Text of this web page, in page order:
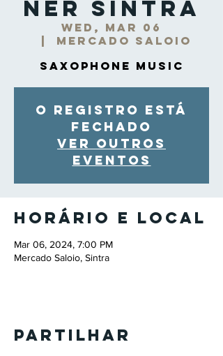
ner Sintra
Wed, Mar 06
Mercado Saloio
Saxophone Music
O registro está
fechado
Ver outros
eventos
Horário e local
Mar 06, 2024, 7:00 PM
Mercado Saloio, Sintra
Partilhar